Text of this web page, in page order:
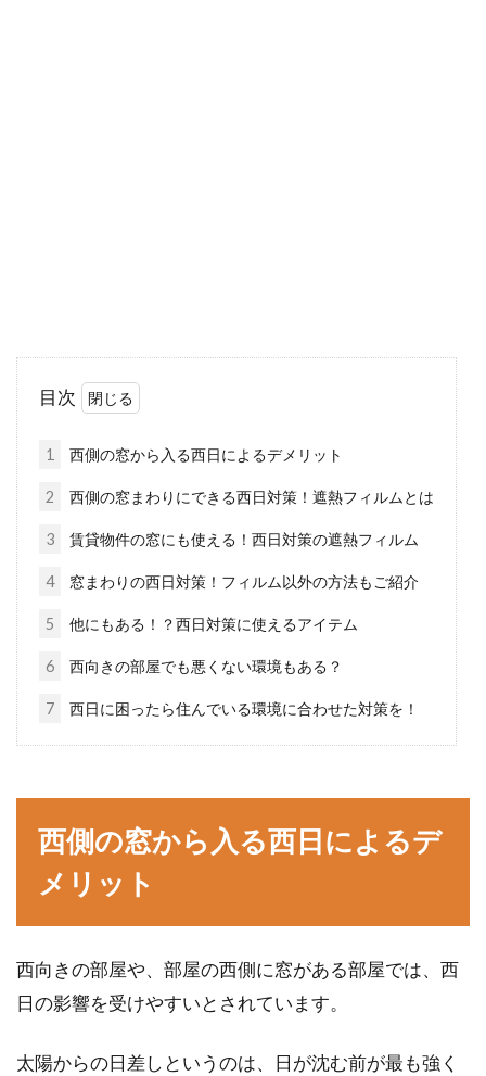
取り付ける方法は？
もともと部屋のドアに鍵が付いている場合もあ
りますが、鍵がないドアもあります。部屋の使
木造アパートで多い騒音トラブル！
賃貸物件は、木造アパートか軽量鉄骨造の場合
が多いですね。建物が古くなるにつれて、相対
的に音が響...
明の色は？
の色を変えるだけで、部屋の雰囲気を大きく変
木造アパートは新築だったとしても
目次
1 西側の窓から入る西日によるデメリット
2 西側の窓まわりにできる西日対策！遮熱フィルムとは
3 賃貸物件の窓にも使える！西日対策の遮熱フィルム
4 窓まわりの西日対策！フィルム以外の方法もご紹介
5 他にもある！？西日対策に使えるアイテム
6 西向きの部屋でも悪くない環境もある？
7 西日に困ったら住んでいる環境に合わせた対策を！
西側の窓から入る西日によるデ
メリット
西向きの部屋や、部屋の西側に窓がある部屋では、西
日の影響を受けやすいとされています。
太陽からの日差しというのは、日が沈む前が最も強く